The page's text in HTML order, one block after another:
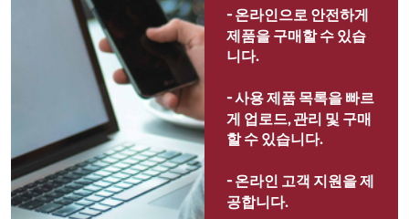
- 온라인으로 안전하게
제품을 구매할 수 있습
니다.
- 사용 제품 목록을 빠르
게 업로드, 관리 및 구매
할 수 있습니다.
- 온라인 고객 지원을 제
공합니다.